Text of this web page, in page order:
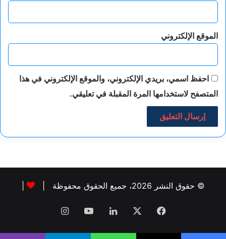
الموقع الإلكتروني
احفظ اسمي، بريدي الإلكتروني، والموقع الإلكتروني في هذا
المتصفح لاستخدامها المرة المقبلة في تعليقي.
© حقوق النشر 2026، جميع الحقوق محفوظة |
فيسبوك لينكدإن‫YouTubeانستقرام